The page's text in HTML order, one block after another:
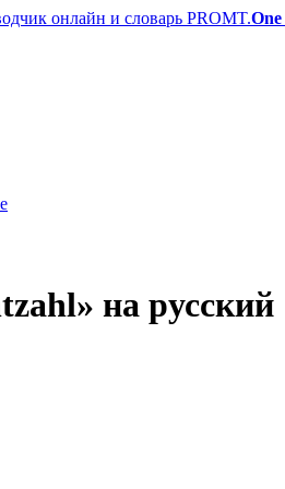
PROMT.One
на русский